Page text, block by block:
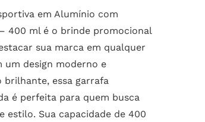
em Alumínio com
400 ml é o brinde promocional
sua marca em qualquer
um design moderno e
brilhante, essa garrafa
é perfeita para quem busca
estilo. Sua capacidade de 400